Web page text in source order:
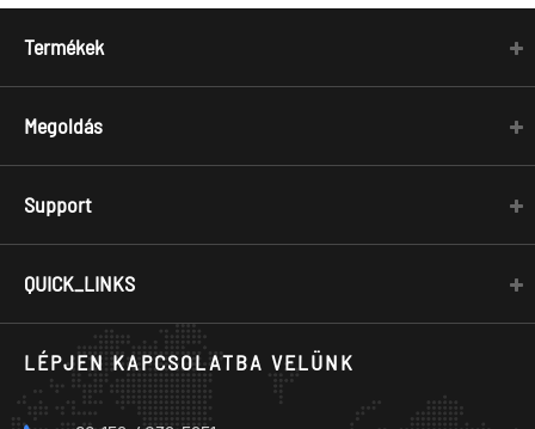
Termékek
Megoldás
Support
QUICK_LINKS
LÉPJEN KAPCSOLATBA VELÜNK